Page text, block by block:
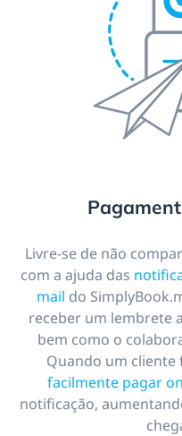
Livre-se de não
com a ajuda das
mail do
receber um lembrete
bem como o
Quando um cliente
facilmente pagar
notificação,